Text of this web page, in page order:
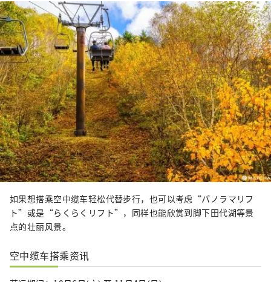
如果想搭乘空中缆车轻松代替步行，也可以考虑“パノラマリフ
ト”或是“らくらくリフト”，同样也能欣赏到脚下田代湖等景
点的壮丽风景。
空中缆车搭乘资讯